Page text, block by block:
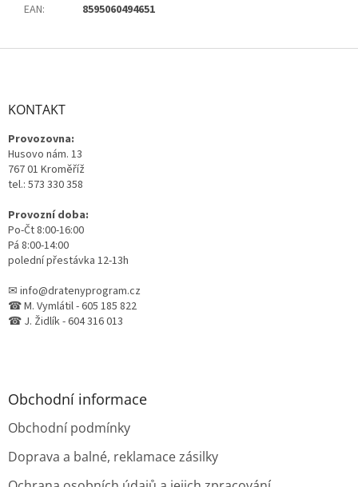
EAN: 8595060494651
Z
KONTAKT
Provozovna:
Husovo nám. 13
767 01 Kroměříž
tel.: 573 330 358
Provozní doba:
Po-Čt 8:00-16:00
Pá 8:00-14:00
polední přestávka 12-13h
✉ info@dratenyprogram.cz
☎ M. Vymlátil - 605 185 822
☎ J. Židlík - 604 316 013
Obchodní informace
Obchodní podmínky
Doprava a balné, reklamace zásilky